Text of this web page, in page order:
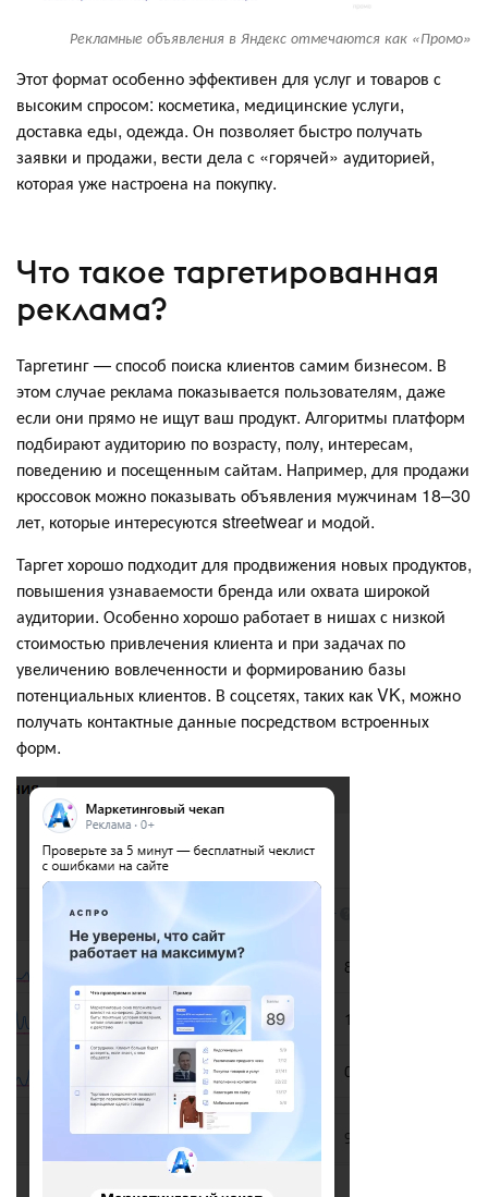
Рекламные объявления в Яндекс отмечаются как «Промо»
Этот формат особенно эффективен для услуг и товаров с
высоким спросом: косметика, медицинские услуги,
доставка еды, одежда. Он позволяет быстро получать
заявки и продажи, вести дела с «горячей» аудиторией,
которая уже настроена на покупку.
Что такое таргетированная
реклама?
Таргетинг — способ поиска клиентов самим бизнесом. В
этом случае реклама показывается пользователям, даже
если они прямо не ищут ваш продукт. Алгоритмы платформ
подбирают аудиторию по возрасту, полу, интересам,
поведению и посещенным сайтам. Например, для продажи
кроссовок можно показывать объявления мужчинам 18–30
лет, которые интересуются streetwear и модой.
Таргет хорошо подходит для продвижения новых продуктов,
повышения узнаваемости бренда или охвата широкой
аудитории. Особенно хорошо работает в нишах с низкой
стоимостью привлечения клиента и при задачах по
увеличению вовлеченности и формированию базы
потенциальных клиентов. В соцсетях, таких как VK, можно
получать контактные данные посредством встроенных
форм.